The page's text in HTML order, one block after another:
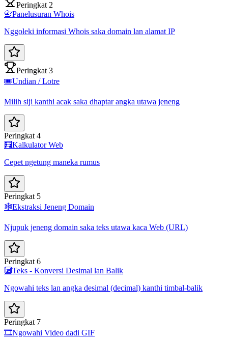
Peringkat 2
📇Panelusuran Whois
Nggoleki informasi Whois saka domain lan alamat IP
Peringkat 3
🎟️Undian / Lotre
Milih siji kanthi acak saka dhaptar angka utawa jeneng
Peringkat 4
🧮Kalkulator Web
Cepet ngetung maneka rumus
Peringkat 5
🕸️Ekstraksi Jeneng Domain
Njupuk jeneng domain saka teks utawa kaca Web (URL)
Peringkat 6
🔟Teks - Konversi Desimal lan Balik
Ngowahi teks lan angka desimal (decimal) kanthi timbal-balik
Peringkat 7
🎞️Ngowahi Video dadi GIF